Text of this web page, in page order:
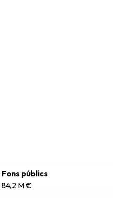
Fons públics
84,2 M €